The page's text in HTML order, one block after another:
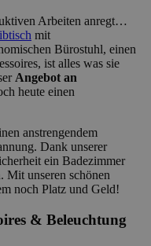
Arbeiten anregt…
mit
Bürostuhl, einen
ist alles was sie
Angebot an
heute einen
anstrengendem
Dank unserer
ein Badezimmer
Mit unseren schönen
noch Platz und Geld!
& Beleuchtung